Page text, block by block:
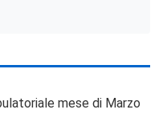
mese di Marzo